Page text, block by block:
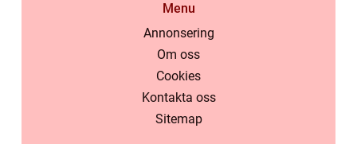
Menu
Annonsering
Om oss
Cookies
Kontakta oss
Sitemap